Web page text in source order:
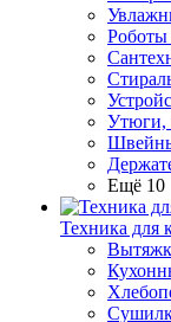
Роботы
Утюги,
Ещё 10
Техника для